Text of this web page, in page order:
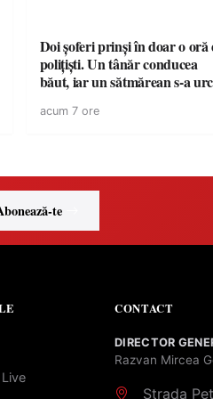
Doi șoferi prinși în doar o oră
polițiști. Un tânăr conducea
băut, iar un sătmărean s-a
acum 7 ore
te
CONTACT
DIRECTOR
Razvan Mircea
Strada